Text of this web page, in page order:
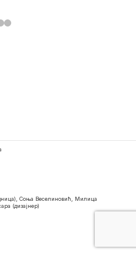
Соња Веселиновић, Милица
(дизајнер)